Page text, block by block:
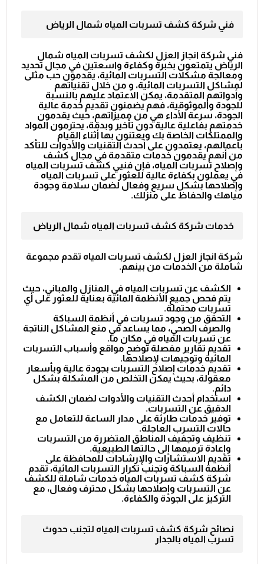
فني شركة كشف تسربات المياه شمال الرياض
فني شركة انجاز العزل لكشف تسربات المياه شمال
الرياض يتمتعون بخبرة وكفاءة واسعتين في مجال تحديد
ومعالجة مشكلات التسربات المائية، يقدمون حب مثلى
لمشاكل التسربات المائية، و من خلال تقنياتهم
وأدواتهم المتقدمة، يمكن الاعتماد عليهم بالنسبة
للجودة والموثوقية، فهم يضمنون تقديم خدمة عالية
الجودة، سرعة الأداء هي من مميزاتهم، حيث يقدمون
خدمتهم بفاعلية عالية دون تأخير وبدقة، يحترمون المواد
والممتلكات الخاصة بك ويعتنون بها أثناء القيام
بأعمالهم، يعتمدون على أحدث التقنيات والأدوات للتأكد
من أنهم يقدمون خدمات متقدمة في مجال كشف
وإصلاح تسربات المياه، فإن فنيي كشف تسربات المياه
في يعملون بكفاءة عالية للعثور على تسربات المياه
وإصلاحها بشكل سريع وفعال لضمان سلامة وجودة
مياهك والحفاظ على منزلك.
خدمات شركة كشف تسربات المياه شمال الرياض
شركة انجاز العزل لكشف تسربات المياه تقدم مجموعة
شاملة من الخدمات من بينهم.
الكشف عن تسربات المياه في المنازل والمباني، حيث
يتم فحص جميع الأنظمة المائية بعناية للعثور على أي
تسربات محتملة.
التحقق من وجود تسربات في أنظمة السباكة
والصرف الصحي، مما يساعد في منع المشاكل الناتجة
عن تسربات المياه في مكان ما.
تقديم تقارير مفصلة توضح مواقع وأسباب التسربات
المائية وتوجيهات لإصلاحها.
تقديم خدمات إصلاح التسربات بجودة عالية وبأسعار
معقولة، بحيث يمكن التخلص من المشكلة بشكل
دائم.
استخدام أحدث التقنيات والأدوات لضمان الكشف
الدقيق عن التسربات.
توفير خدمات طارئة على مدار الساعة للتعامل مع
حالات التسرب العاجلة.
تنظيف وتجفيف المناطق المتضررة من التسربات
وإعادة ترميمها إلى حالتها الطبيعية.
تقديم الاستشارات والإرشادات للمحافظة على
أنظمة السباكة وتجنب تكرار التسربات المائية، تقدم
شركة كشف تسربات المياه خدمات شاملة للكشف
عن التسربات وإصلاحها بشكل محترف وفعال، مع
التركيز على الجودة والكفاءة.
نصائح شركة كشف تسربات المياه لتجنب حدوث
تسرب المياه بالجدار